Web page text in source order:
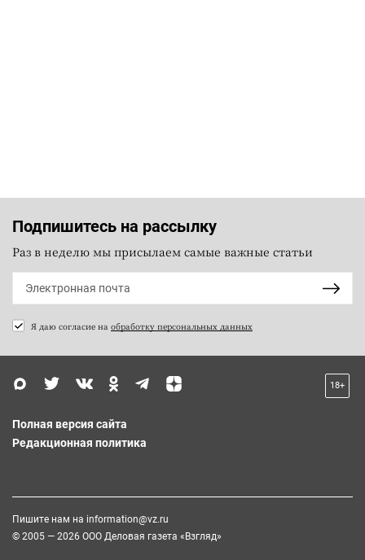
Подпишитесь на рассылку
Раз в неделю мы присылаем самые важные статьи
Я даю согласие на обработку персональных данных
18+
Полная версия сайта
Редакционная политика
Пишите нам на information@vz.ru
© 2005 — 2026 ООО Деловая газета «Взгляд»